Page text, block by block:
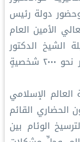
وحضور دولة رئيس
الأمين العام
الشيخ الدكتور
محمد بن عبدالكريم العيسى، إلى جانب حضور نحو ٢٠٠٠ شخصيةٍ
الإسلامي
الحضاري القائم
الوئام بين